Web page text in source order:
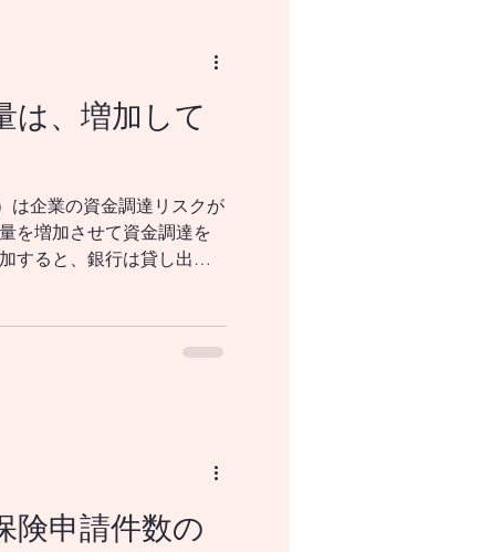
とはなにか？
は、増加して
は企業の資金調達リスクが
を増加させて資金調達を
すると、銀行は貸し出し
険申請件数の